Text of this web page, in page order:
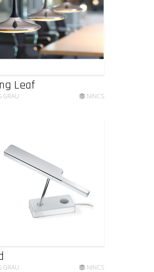
Leaf
GRAU NINCS
GRAU NINCS